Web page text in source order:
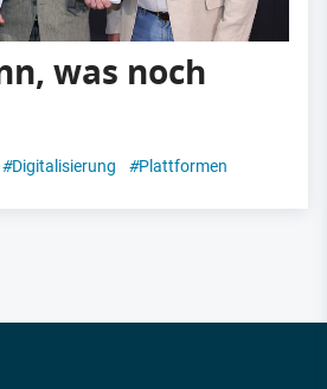
was noch
#Digitalisierung #Plattformen